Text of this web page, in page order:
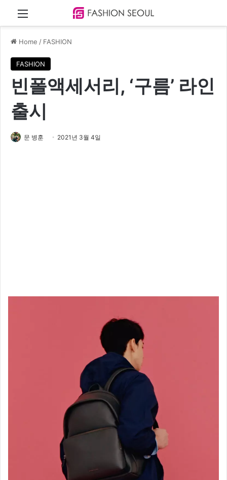
Menu
Home / FASHION
FASHION
빈폴액세서리, ‘구름’ 라인
출시
문 병훈 2021년 3월 4일